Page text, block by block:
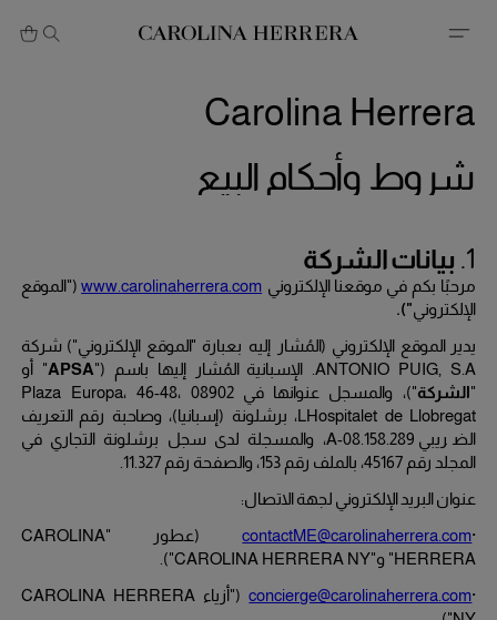
بيان إمكانية الوصول (الرابط)
Carolina Herrera
شروط وأحكام البيع
1. بيانات الشركة
مرحبًا بكم في موقعنا الإلكتروني www.carolinaherrera.com ("الموقع
الإلكتروني").
يدير الموقع الإلكتروني (المُشار إليه بعبارة "الموقع الإلكتروني") شركة
ANTONIO PUIG, S.A. الإسبانية المُشار إليها باسم ("APSA" أو
" الشركة")، والمسجل عنوانها فيPlaza Europa، 46-48، 08902
LHospitalet de Llobregat ، برشلونة (إسبانيا)، وصاحبة رقم التعريف
الضريبي A-08.158.289، والمسجلة لدى سجل برشلونة التجاري في
المجلد رقم 45167، بالملف رقم 153، والصفحة رقم 11.327
.
عنوان البريد الإلكتروني لجهة الاتصال:
·
contactME@carolinaherrera.com(عطور "CAROLINA
HERRERA" و"CAROLINA HERRERA NY
").
·
concierge@carolinaherrera.com("أزياء CAROLINA HERRERA